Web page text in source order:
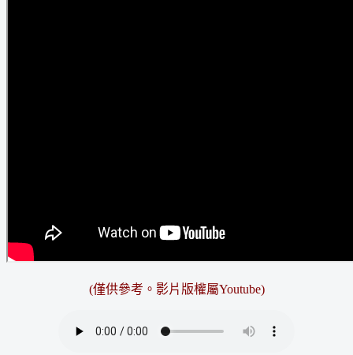
(僅供參考。 影片版權屬Youtube)